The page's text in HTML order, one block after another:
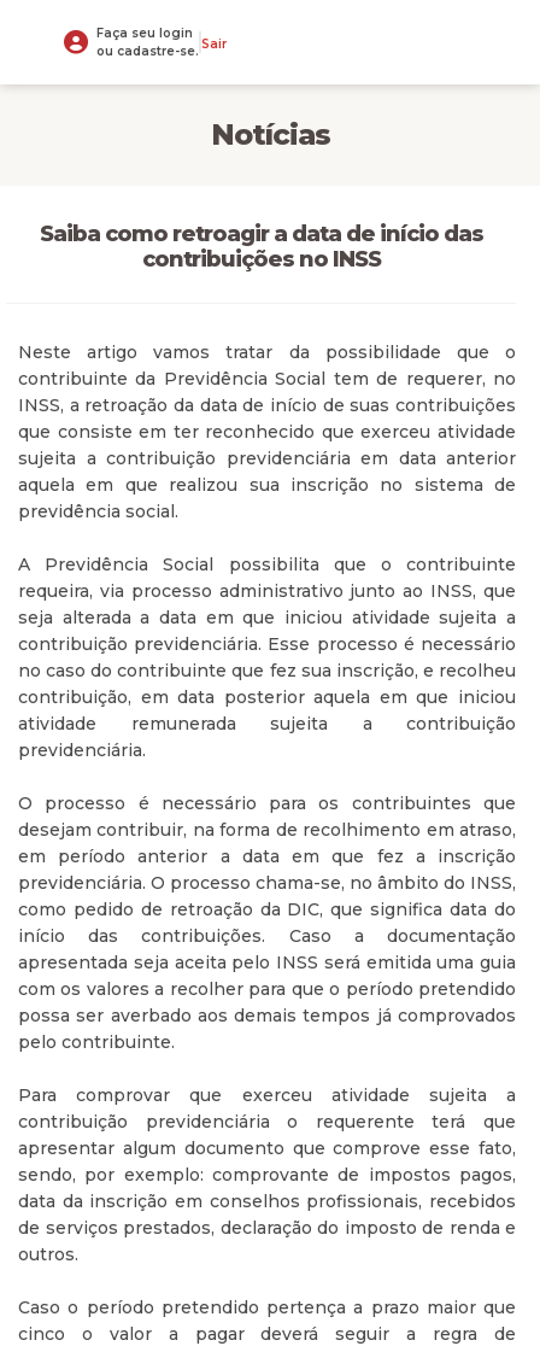
Faça seu login
ou cadastre-se. Sair
Notícias
Saiba como retroagir a data de início das
contribuições no INSS
Neste artigo vamos tratar da possibilidade que o
contribuinte da Previdência Social tem de requerer, no
INSS, a retroação da data de início de suas contribuições
que consiste em ter reconhecido que exerceu atividade
sujeita a contribuição previdenciária em data anterior
aquela em que realizou sua inscrição no sistema de
previdência social.
A Previdência Social possibilita que o contribuinte
requeira, via processo administrativo junto ao INSS, que
seja alterada a data em que iniciou atividade sujeita a
contribuição previdenciária. Esse processo é necessário
no caso do contribuinte que fez sua inscrição, e recolheu
contribuição, em data posterior aquela em que iniciou
atividade remunerada sujeita a contribuição
previdenciária.
O processo é necessário para os contribuintes que
desejam contribuir, na forma de recolhimento em atraso,
em período anterior a data em que fez a inscrição
previdenciária. O processo chama-se, no âmbito do INSS,
como pedido de retroação da DIC, que significa data do
início das contribuições. Caso a documentação
apresentada seja aceita pelo INSS será emitida uma guia
com os valores a recolher para que o período pretendido
possa ser averbado aos demais tempos já comprovados
pelo contribuinte.
Para comprovar que exerceu atividade sujeita a
contribuição previdenciária o requerente terá que
apresentar algum documento que comprove esse fato,
sendo, por exemplo: comprovante de impostos pagos,
data da inscrição em conselhos profissionais, recebidos
de serviços prestados, declaração do imposto de renda e
outros.
Caso o período pretendido pertença a prazo maior que
cinco o valor a pagar deverá seguir a regra de